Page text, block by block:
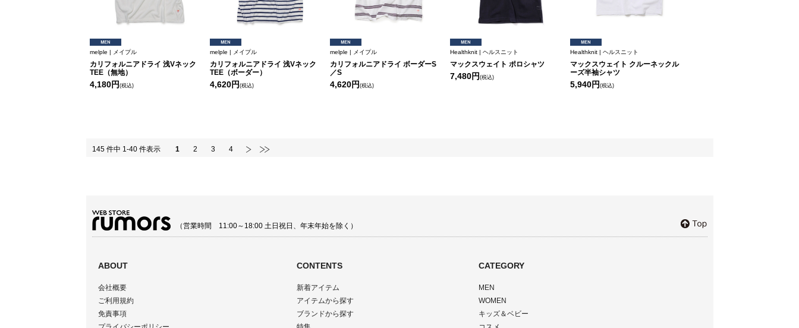
melple | メイプル
カリフォルニアドライ 浅Vネック
TEE（無地）
4,180円 (税込)
melple | メイプル
カリフォルニアドライ 浅Vネック
TEE（ボーダー）
4,620円 (税込)
melple | メイプル
カリフォルニアドライ ボーダーS
／S
4,620円 (税込)
Healthknit | ヘルスニット
マックスウェイト ポロシャツ
7,480円 (税込)
Healthknit | ヘルスニット
マックスウェイト クルーネックル
ーズ半袖シャツ
5,940円 (税込)
145 件中 1-40 件表示 1 2 3 4
（営業時間 11:00～18:00 土日祝日、年末年始を除く）
ABOUT
会社概要
ご利用規約
免責事項
CONTENTS
新着アイテム
アイテムから探す
ブランドから探す
CATEGORY
MEN
WOMEN
キッズ＆ベビー